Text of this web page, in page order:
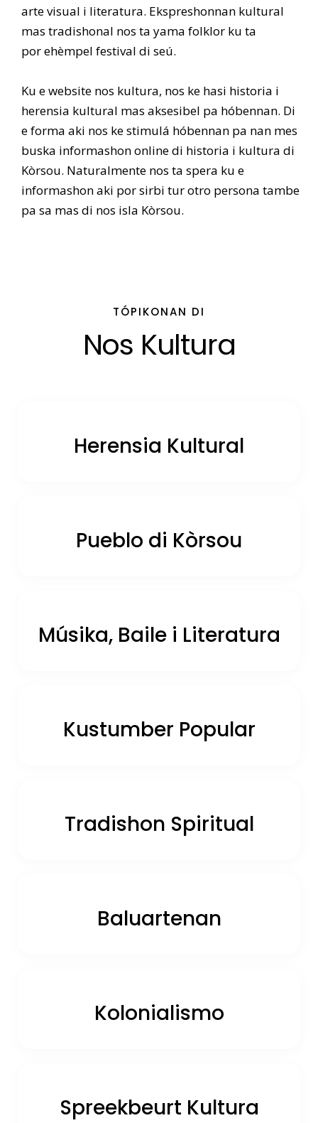
arte visual i literatura. Ekspreshonnan kultural
mas tradishonal nos ta yama folklor ku ta
por ehèmpel festival di seú.
Ku e website nos kultura, nos ke hasi historia i
herensia kultural mas aksesibel pa hóbennan. Di
e forma aki nos ke stimulá hóbennan pa nan mes
buska informashon online di historia i kultura di
Kòrsou. Naturalmente nos ta spera ku e
informashon aki por sirbi tur otro persona tambe
pa sa mas di nos isla Kòrsou.
TÓPIKONAN DI
Nos Kultura
Herensia Kultural
Pueblo di Kòrsou
Músika, Baile i Literatura
Kustumber Popular
Tradishon Spiritual
Baluartenan
Kolonialismo
Spreekbeurt Kultura